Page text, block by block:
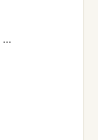
…